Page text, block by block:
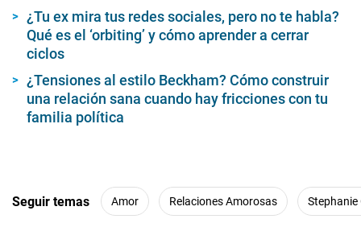
¿Tu ex mira tus redes sociales, pero no te habla?
Qué es el ‘orbiting’ y cómo aprender a cerrar
ciclos
¿Tensiones al estilo Beckham? Cómo construir
una relación sana cuando hay fricciones con tu
familia política
Seguir temas Amor Relaciones Amorosas Stephanie